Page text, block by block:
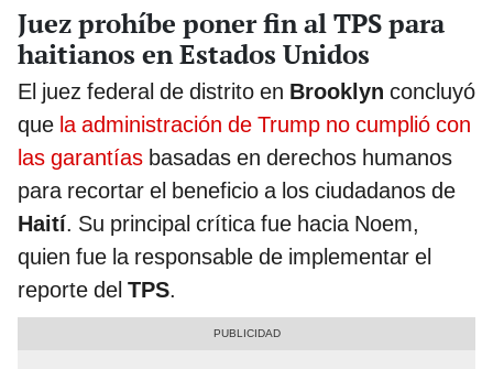
Juez prohíbe poner fin al TPS para
haitianos en Estados Unidos
El juez federal de distrito en Brooklyn concluyó
que la administración de Trump no cumplió con
las garantías basadas en derechos humanos
para recortar el beneficio a los ciudadanos de
Haití. Su principal crítica fue hacia Noem,
quien fue la responsable de implementar el
reporte del TPS.